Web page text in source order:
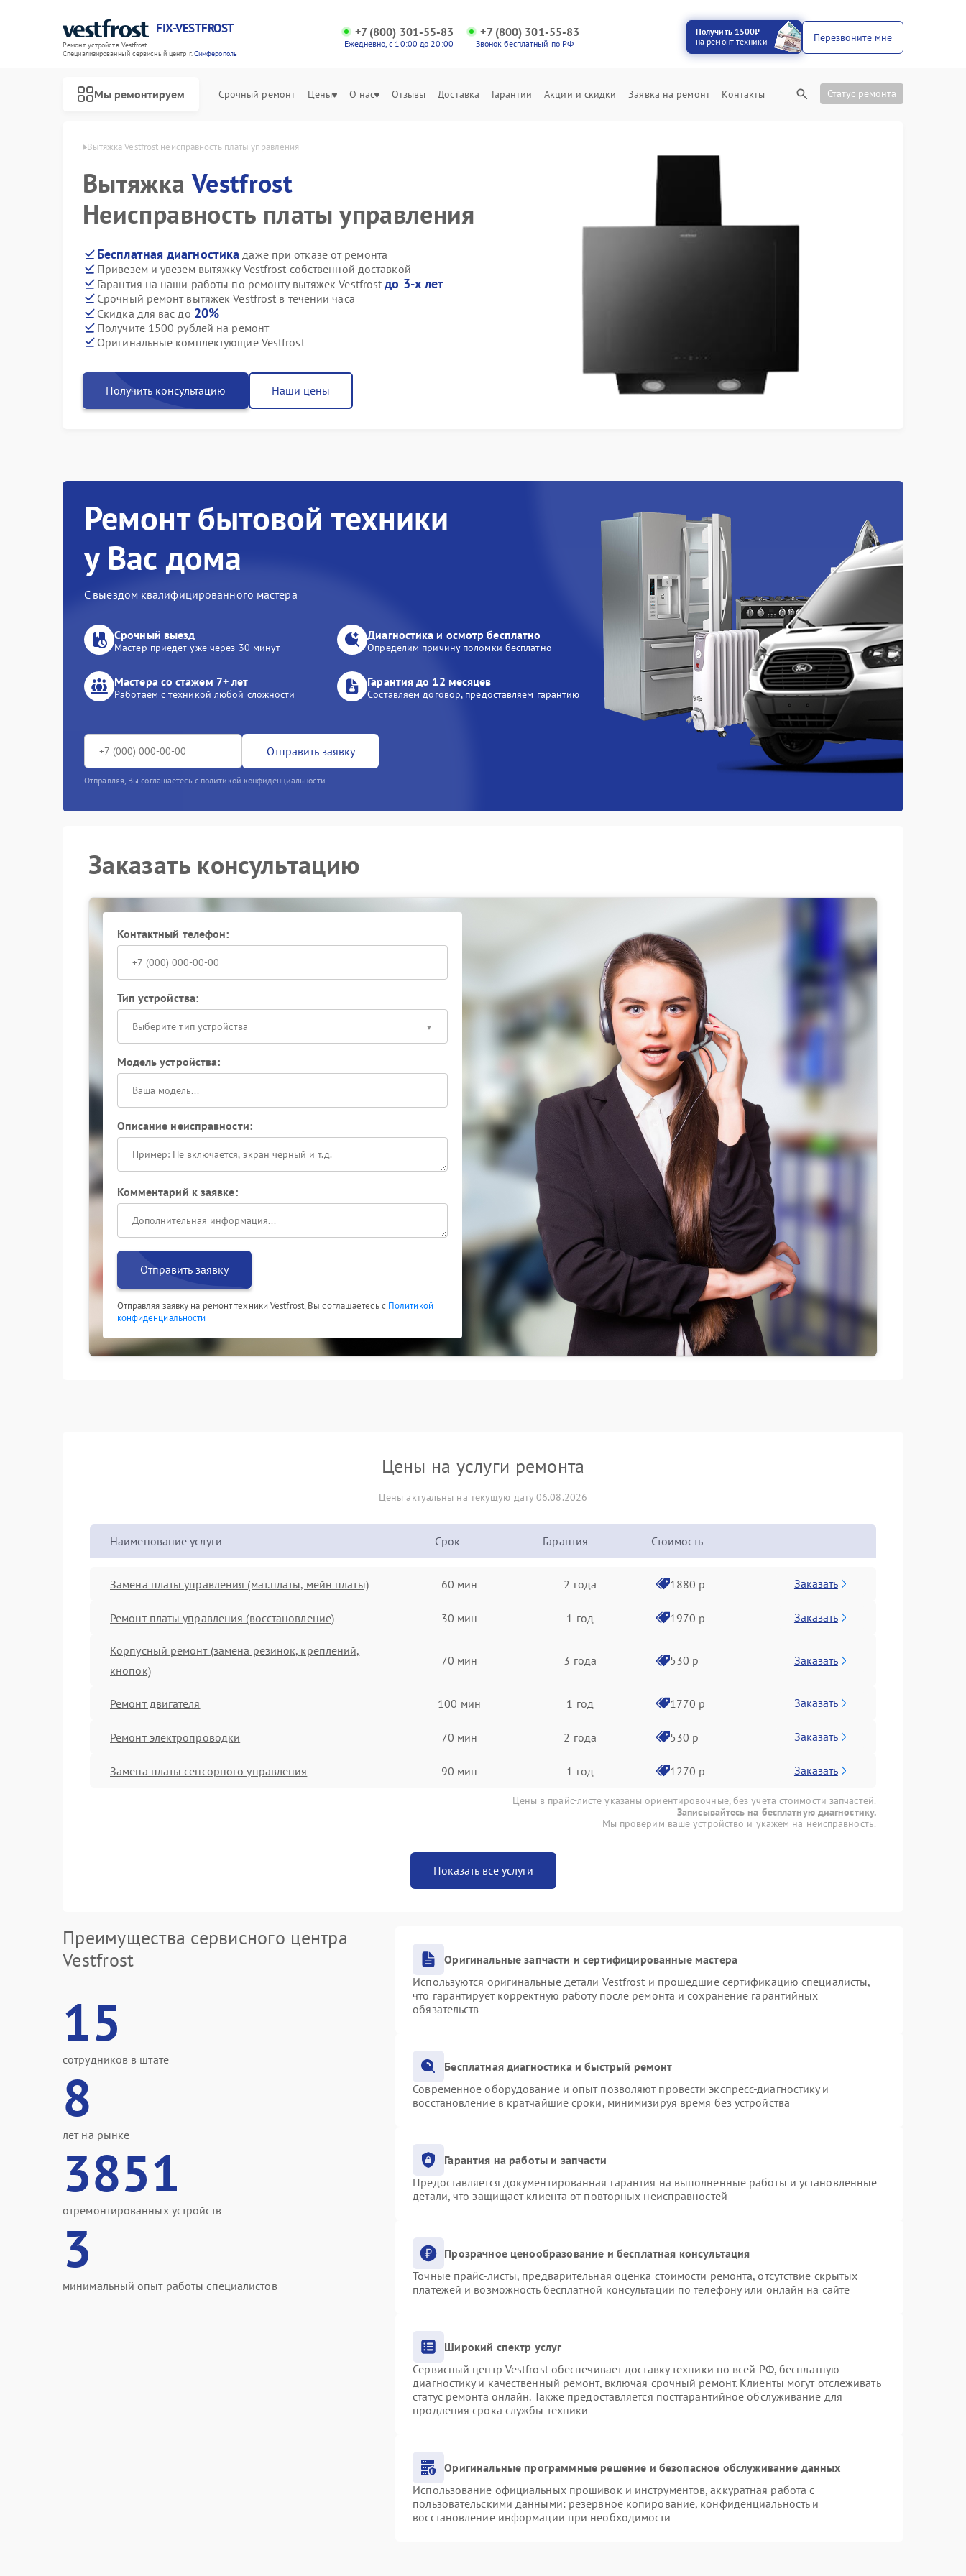
FIX-VESTFROST
Ремонт устройств Vestfrost
Специализированный cервисный центр г.Симферополь
+7 (800) 301-55-83
Ежедневно, с 10:00 до 20:00
+7 (800) 301-55-83
Звонок бесплатный по РФ
Получить 1500₽
на ремонт техники
Перезвоните мне
Мы ремонтируем Срочный ремонт Цены О нас Отзывы Доставка Гарантии Акции и скидки Заявка на ремонт Контакты Статус ремонта
Вытяжка Vestfrost неисправность платы управления
ВытяжкаVestfrost
Неисправность платы управления
Бесплатная диагностика даже при отказе от ремонта
Привезем и увезем вытяжку Vestfrost собственной доставкой
Гарантия на наши работы по ремонту вытяжек Vestfrostдо 3-х лет
Срочный ремонт вытяжек Vestfrost в течении часа
Скидка для вас до 20%
Получите 1500 рублей на ремонт
Оригинальные комплектующие Vestfrost
Получить консультацию Наши цены
Ремонт бытовой техники
у Вас дома
С выездом квалифицированного мастера
Срочный выезд
Мастер приедет уже через 30 минут
Диагностика и осмотр бесплатно
Определим причину поломки бесплатно
Мастера со стажем 7+ лет
Работаем с техникой любой сложности
Гарантия до 12 месяцев
Составляем договор, предоставляем гарантию
Отправить заявку
Отправляя, Вы соглашаетесь с политикой конфиденциальности
Заказать консультацию
Контактный телефон:
Тип устройства:
Выберите тип устройства
Модель устройства:
Описание неисправности:
Комментарий к заявке:
Отправить заявку
Отправляя заявку на ремонт техники Vestfrost, Вы соглашаетесь с Политикой
конфиденциальности
Цены на услуги ремонта
Цены актуальны на текущую дату 06.08.2026
Наименование услуги Срок Гарантия Стоимость
Замена платы управления (мат.платы, мейн платы) 60 мин 2 года 1880 р Заказать
Ремонт платы управления (восстановление) 30 мин 1 год 1970 р Заказать
Корпусный ремонт (замена резинок, креплений,
кнопок)
70 мин 3 года 530 р Заказать
Ремонт двигателя 100 мин 1 год 1770 р Заказать
Ремонт электропроводки 70 мин 2 года 530 р Заказать
Замена платы сенсорного управления 90 мин 1 год 1270 р Заказать
Цены в прайс-листе указаны ориентировочные, без учета стоимости запчастей.
Записывайтесь на бесплатную диагностику.
Мы проверим ваше устройство и укажем на неисправность.
Показать все услуги
Преимущества сервисного центра
Vestfrost
15
сотрудников в штате
8
лет на рынке
3851
отремонтированных устройств
3
минимальный опыт работы специалистов
Оригинальные запчасти и сертифицированные мастера
Используются оригинальные детали Vestfrost и прошедшие сертификацию специалисты,
что гарантирует корректную работу после ремонта и сохранение гарантийных
обязательств
Бесплатная диагностика и быстрый ремонт
Современное оборудование и опыт позволяют провести экспресс-диагностику и
восстановление в кратчайшие сроки, минимизируя время без устройства
Гарантия на работы и запчасти
Предоставляется документированная гарантия на выполненные работы и установленные
детали, что защищает клиента от повторных неисправностей
Прозрачное ценообразование и бесплатная консультация
Точные прайс-листы, предварительная оценка стоимости ремонта, отсутствие скрытых
платежей и возможность бесплатной консультации по телефону или онлайн на сайте
Широкий спектр услуг
Сервисный центр Vestfrost обеспечивает доставку техники по всей РФ, бесплатную
диагностику и качественный ремонт, включая срочный ремонт. Клиенты могут отслеживать
статус ремонта онлайн. Также предоставляется постгарантийное обслуживание для
продления срока службы техники
Оригинальные программные решение и безопасное обслуживание данных
Использование официальных прошивок и инструментов, аккуратная работа с
пользовательскими данными: резервное копирование, конфиденциальность и
восстановление информации при необходимости